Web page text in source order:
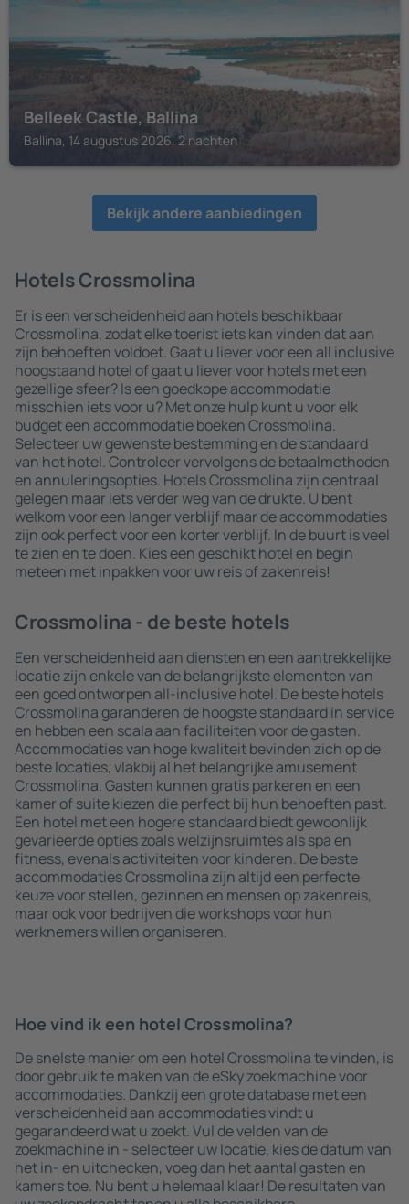
Belleek Castle, Ballina
Ballina, 14 augustus 2026, 2 nachten
Bekijk andere aanbiedingen
Hotels Crossmolina
Er is een verscheidenheid aan hotels beschikbaar
Crossmolina, zodat elke toerist iets kan vinden dat aan
zijn behoeften voldoet. Gaat u liever voor een all inclusive
hoogstaand hotel of gaat u liever voor hotels met een
gezellige sfeer? Is een goedkope accommodatie
misschien iets voor u? Met onze hulp kunt u voor elk
budget een accommodatie boeken Crossmolina.
Selecteer uw gewenste bestemming en de standaard
van het hotel. Controleer vervolgens de betaalmethoden
en annuleringsopties. Hotels Crossmolina zijn centraal
gelegen maar iets verder weg van de drukte. U bent
welkom voor een langer verblijf maar de accommodaties
zijn ook perfect voor een korter verblijf. In de buurt is veel
te zien en te doen. Kies een geschikt hotel en begin
meteen met inpakken voor uw reis of zakenreis!
Crossmolina - de beste hotels
Een verscheidenheid aan diensten en een aantrekkelijke
locatie zijn enkele van de belangrijkste elementen van
een goed ontworpen all-inclusive hotel. De beste hotels
Crossmolina garanderen de hoogste standaard in service
en hebben een scala aan faciliteiten voor de gasten.
Accommodaties van hoge kwaliteit bevinden zich op de
beste locaties, vlakbij al het belangrijke amusement
Crossmolina. Gasten kunnen gratis parkeren en een
kamer of suite kiezen die perfect bij hun behoeften past.
Een hotel met een hogere standaard biedt gewoonlijk
gevarieerde opties zoals welzijnsruimtes als spa en
fitness, evenals activiteiten voor kinderen. De beste
accommodaties Crossmolina zijn altijd een perfecte
keuze voor stellen, gezinnen en mensen op zakenreis,
maar ook voor bedrijven die workshops voor hun
werknemers willen organiseren.
Hoe vind ik een hotel Crossmolina?
De snelste manier om een hotel Crossmolina te vinden, is
door gebruik te maken van de eSky zoekmachine voor
accommodaties. Dankzij een grote database met een
verscheidenheid aan accommodaties vindt u
gegarandeerd wat u zoekt. Vul de velden van de
zoekmachine in - selecteer uw locatie, kies de datum van
het in- en uitchecken, voeg dan het aantal gasten en
kamers toe. Nu bent u helemaal klaar! De resultaten van